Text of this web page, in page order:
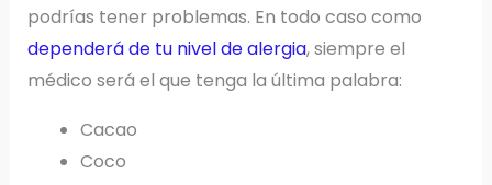
podrías tener problemas. En todo caso como
dependerá de tu nivel de alergia, siempre el
médico será el que tenga la última palabra:
Cacao
Coco